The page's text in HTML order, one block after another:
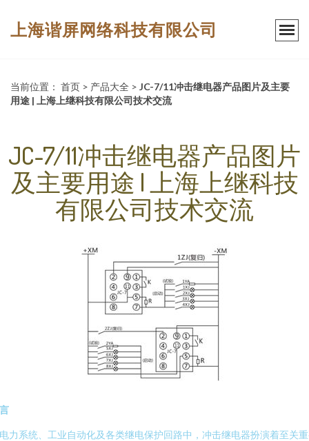
上海谐屏网络科技有限公司
当前位置： 首页 > 产品大全 > JC-7/11冲击继电器产品图片及主要
用途 | 上海上继科技有限公司技术交流
JC-7/11冲击继电器产品图片
及主要用途 | 上海上继科技
有限公司技术交流
力系统、工业自动化及各类继电保护回路中，冲击继电器扮演着至关